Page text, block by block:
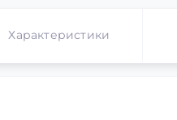
Характеристики